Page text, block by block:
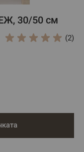
30/50 см
(2)